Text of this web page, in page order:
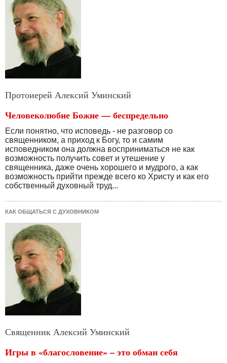
Протоиерей Алексий Уминский
Человеколюбие Божие — беспредельно
Если понятно, что исповедь - не разговор со
священни­ком, а приход к Богу, то и самим
исповедником она долж­на восприниматься не как
возможность получить совет и утешение у
священника, даже очень хорошего и мудрого, а как
возможность прийти прежде всего ко Христу и как его
собственный духовный труд...
КАК ОБЩАТЬСЯ С ДУХОВНИКОМ
Священник Алексий Уминский
Игры в «благословение» – это обман себя